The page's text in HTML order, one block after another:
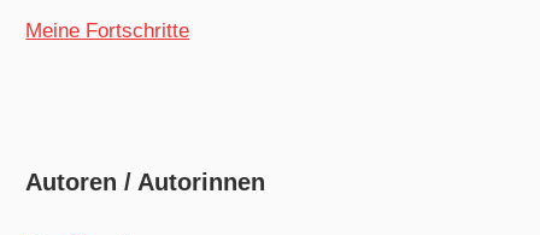
Meine Fortschritte
Autoren / Autorinnen